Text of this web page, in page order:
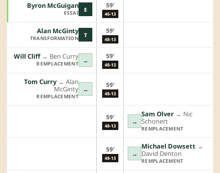
E
Byron McGuigan
ESSAI
59'
46-13
T
Alan McGinty
TRANSFORMATION
59'
48-13
↔
Will Cliff→︎ Ben Curry
REMPLACEMENT
59'
48-13
↔
Tom Curry→︎ Alan
McGinty
REMPLACEMENT
59'
48-13
59'
48-13
↔
Sam Olver →︎ Nic
Schonert
REMPLACEMENT
59'
48-13
↔
Michael Dowsett →︎
David Denton
REMPLACEMENT